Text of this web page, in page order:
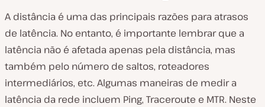
A distância é uma das principais razões para atrasos
de latência. No entanto, é importante lembrar que a
latência não é afetada apenas pela distância, mas
também pelo número de saltos, roteadores
intermediários, etc. Algumas maneiras de medir a
latência da rede incluem Ping, Traceroute e MTR. Neste